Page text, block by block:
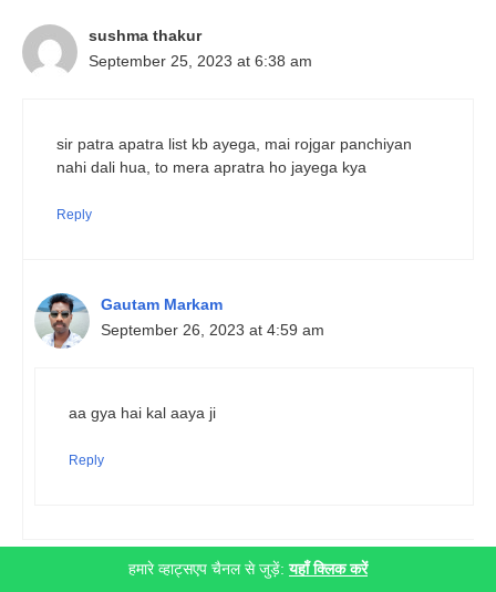
sushma thakur
September 25, 2023 at 6:38 am
sir patra apatra list kb ayega, mai rojgar panchiyan
nahi dali hua, to mera apratra ho jayega kya
Reply
Gautam Markam
September 26, 2023 at 4:59 am
aa gya hai kal aaya ji
Reply
Shiv Bhawani Shankar Nagwanshi
हमारे व्हाट्सएप चैनल से जुड़ें:यहाँ क्लिक करें